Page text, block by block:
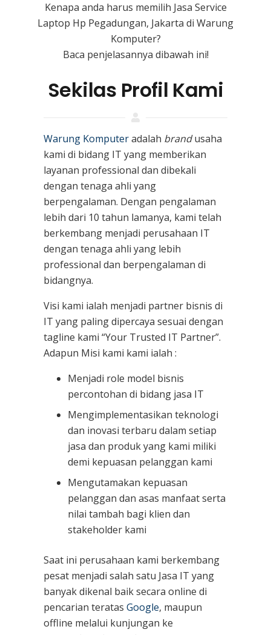
Kenapa anda harus memilih Jasa Service
Laptop Hp Pegadungan, Jakarta di Warung
Komputer?
Baca penjelasannya dibawah ini!
Sekilas Profil Kami
Warung Komputeradalah brandusaha
kami di bidang IT yang memberikan
layanan professional dan dibekali
dengan tenaga ahli yang
berpengalaman. Dengan pengalaman
lebih dari 10 tahun lamanya, kami telah
berkembang menjadi perusahaan IT
dengan tenaga ahli yang lebih
professional dan berpengalaman di
bidangnya.
Visi kami ialah menjadi partner bisnis di
IT yang paling dipercaya sesuai dengan
tagline kami “Your Trusted IT Partner”.
Adapun Misi kami kami ialah :
Menjadi role model bisnis
percontohan di bidang jasa IT
Mengimplementasikan teknologi
dan inovasi terbaru dalam setiap
jasa dan produk yang kami miliki
demi kepuasan pelanggan kami
Mengutamakan kepuasan
pelanggan dan asas manfaat serta
nilai tambah bagi klien dan
stakeholder kami
Saat ini perusahaan kami berkembang
pesat menjadi salah satu Jasa IT yang
banyak dikenal baik secara online di
pencarian teratas Google, maupun
offline melalui kunjungan ke